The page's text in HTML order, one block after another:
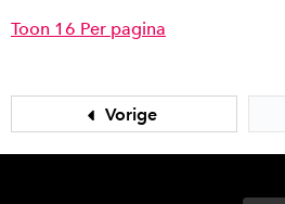
Toon 16 Per pagina
Vorige